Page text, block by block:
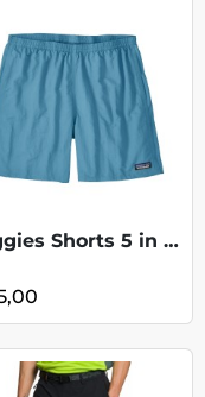
Baggies Shorts 5 in - Shore Blue